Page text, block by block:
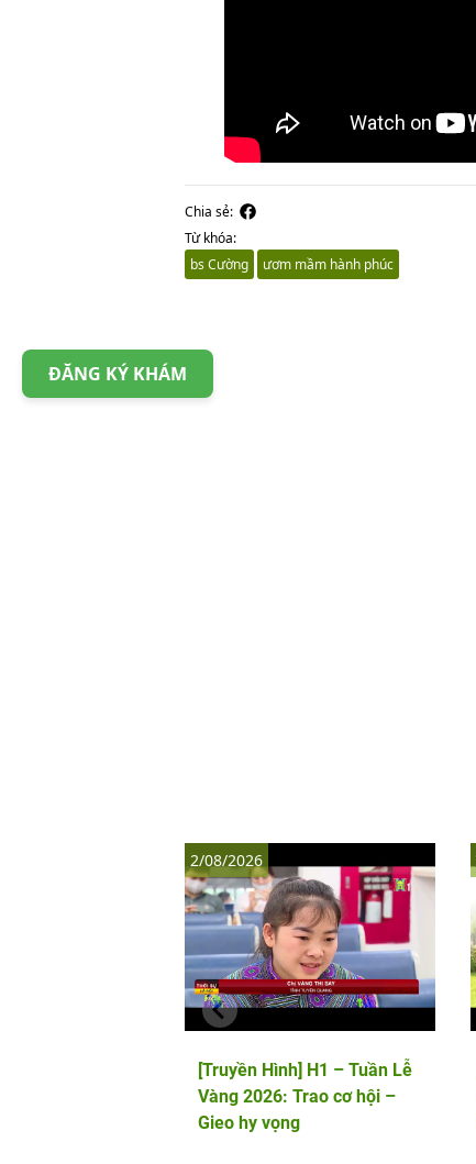
Chia sẻ:
Từ khóa:
bs Cường
ươm mầm hành phúc
[Truyền Hình] H1 – Tuần Lễ
Vàng 2026: Trao cơ hội –
Gieo hy vọng
2/08/2026
ĐĂNG KÝ KHÁM